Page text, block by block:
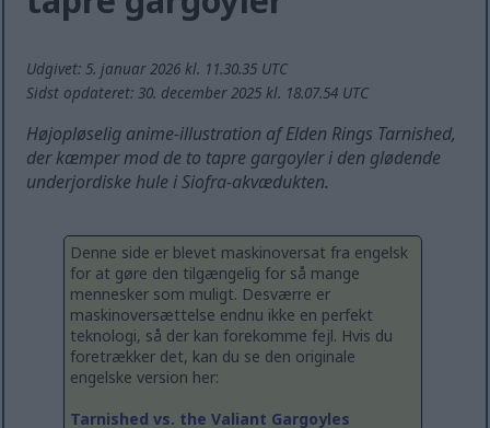
Udgivet: 5. januar 2026 kl. 11.30.35 UTC
Sidst opdateret: 30. december 2025 kl. 18.07.54 UTC
Højopløselig anime-illustration af Elden Rings Tarnished,
der kæmper mod de to tapre gargoyler i den glødende
underjordiske hule i Siofra-akvædukten.
Denne side er blevet maskinoversat fra engelsk
for at gøre den tilgængelig for så mange
mennesker som muligt. Desværre er
maskinoversættelse endnu ikke en perfekt
teknologi, så der kan forekomme fejl. Hvis du
foretrækker det, kan du se den originale
engelske version her:
Tarnished vs. the Valiant Gargoyles